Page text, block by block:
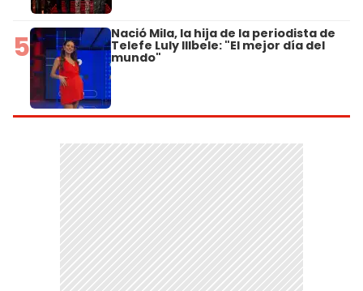
5 Nació Mila, la hija de la periodista de
Telefe Luly Illbele: "El mejor día del
mundo"